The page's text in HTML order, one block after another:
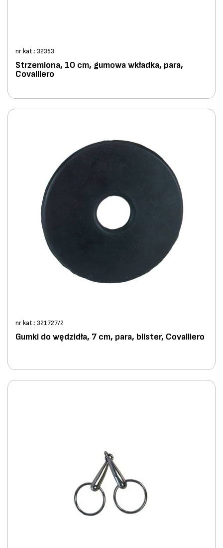
nr kat.: 32353
Strzemiona, 10 cm, gumowa wkładka, para,
Covalliero
nr kat.: 321727/2
Gumki do wędzidła, 7 cm, para, blister, Covalliero